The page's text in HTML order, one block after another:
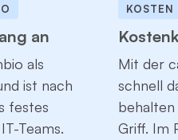
an
als
ist nach
festes
Teams.
KOSTEN
Mit der
schnell
Griff. Im